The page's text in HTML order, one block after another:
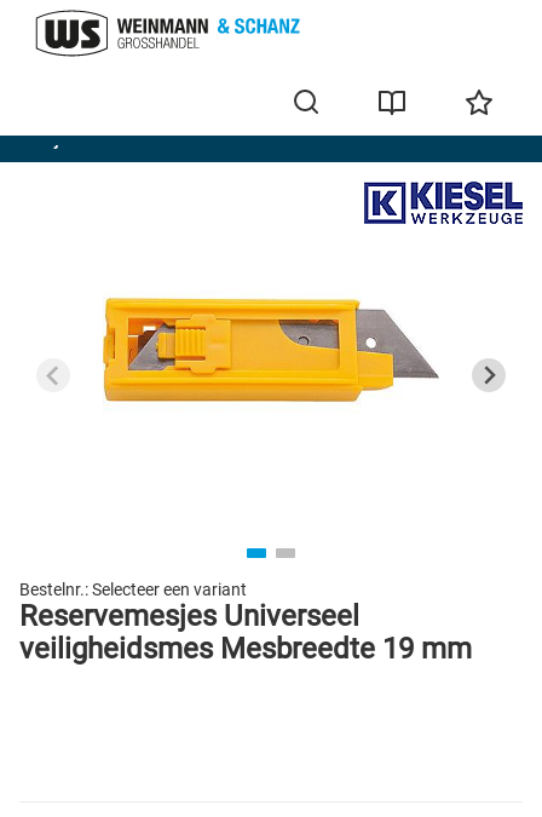
Snijmes
Bestelnr.:Selecteer een variant
Reservemesjes Universeel
veiligheidsmes Mesbreedte 19 mm